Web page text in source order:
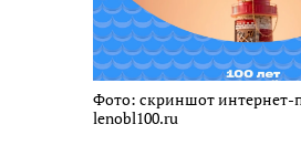
Фото: скриншот интернет-
lenobl100.ru